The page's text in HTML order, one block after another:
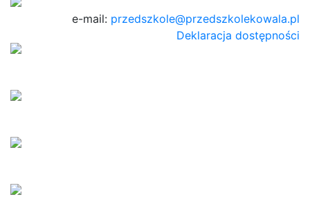
e-mail: przedszkole@przedszkolekowala.pl
Deklaracja dostępności